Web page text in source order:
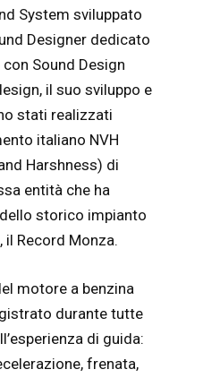
System sviluppato
Designer dedicato
Sound Design
il suo sviluppo e
stati realizzati
italiano NVH
Harshness) di
entità che ha
storico impianto
il Record Monza.
motore a benzina
durante tutte
di guida:
frenata,